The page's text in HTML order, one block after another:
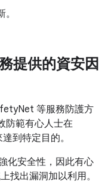
提供的資安因
等服務防護方
防範有心人士在
到特定目的。
化安全性，因此有心
找出漏洞加以利用。